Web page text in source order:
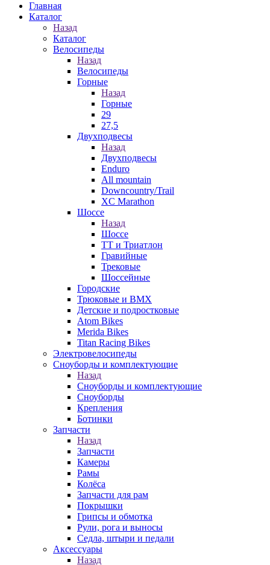
Главная
Каталог
Назад
Каталог
Велосипеды
Назад
Велосипеды
Горные
Назад
Горные
29
27,5
Двухподвесы
Назад
Двухподвесы
Enduro
All mountain
Downcountry/Trail
XC Marathon
Шоссе
Назад
Шоссе
ТТ и Триатлон
Гравийные
Трековые
Шоссейные
Городские
Трюковые и BMX
Детские и подростковые
Atom Bikes
Merida Bikes
Titan Racing Bikes
Электровелосипеды
Cноуборды и комплектующие
Назад
Cноуборды и комплектующие
Сноуборды
Крепления
Ботинки
Запчасти
Назад
Запчасти
Камеры
Рамы
Колёса
Запчасти для рам
Покрышки
Грипсы и обмотка
Рули, рога и выносы
Седла, штыри и педали
Аксессуары
Назад